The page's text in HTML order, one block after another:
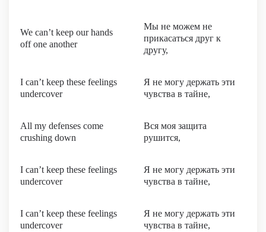
We can’t keep our hands
off one another
Мы не можем не
прикасаться друг к
другу,
I can’t keep these feelings
undercover
Я не могу держать эти
чувства в тайне,
All my defenses come
crushing down
Вся моя защита
рушится,
I can’t keep these feelings
undercover
Я не могу держать эти
чувства в тайне,
I can’t keep these feelings
undercover
Я не могу держать эти
чувства в тайне,